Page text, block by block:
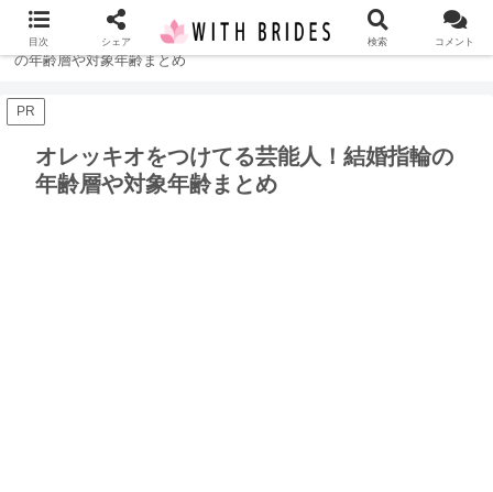
ホーム 指輪
オレッキオをつけてる芸能人！結婚指輪
の年齢層や対象年齢まとめ
PR
オレッキオをつけてる芸能人！結婚指輪の
年齢層や対象年齢まとめ
目次 シェア 検索 コメント